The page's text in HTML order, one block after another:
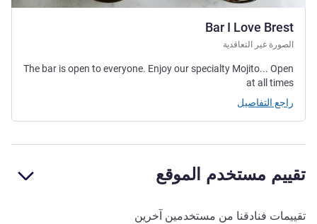
Bar I Love Brest
الصورة غير التعاقدية
The bar is open to everyone. Enjoy our specialty Mojito... Open
at all times
راجع التفاصيل
تقييم مستخدم الموقع
تقييمات فنادقنا من مستخدمين آخرين